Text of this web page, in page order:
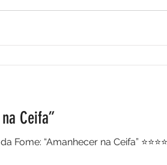
Ceifa”